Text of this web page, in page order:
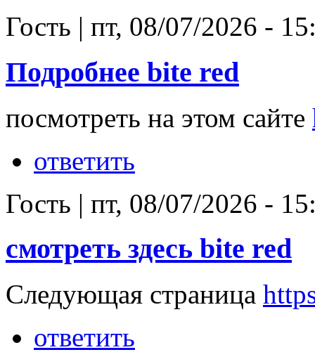
Гость | пт, 08/07/2026 -
Подробнее bite red
посмотреть на этом сайте
ответить
Гость | пт, 08/07/2026 -
смотреть здесь bite red
Следующая страница
ответить